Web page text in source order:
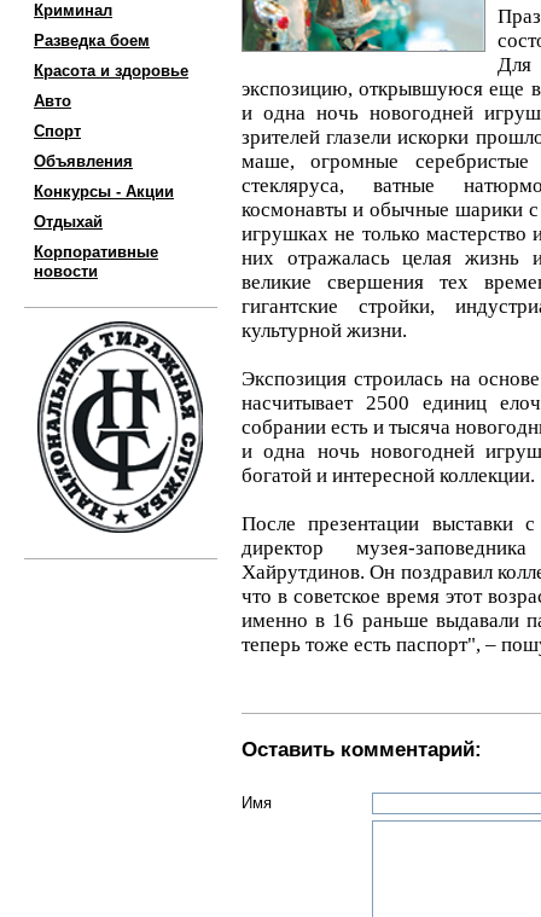
Криминал
Разведка боем
Красота и здоровье
Авто
Спорт
Объявления
Конкурсы - Акции
Отдыхай
Корпоративные
новости
экспозицию, открывшуюся еще
и одна ночь новогодней
зрителей глазели искорки
маше, огромные
стекляруса, ватные
космонавты и обычные шарики
игрушках не только мастерство
них отражалась целая
великие свершения тех
гигантские стройки,
культурной жизни.
Экспозиция строилась на
насчитывает 2500 единиц
собрании есть и тысяча
и одна ночь новогодней
богатой и интересной коллекции.
После презентации выставки
директор музея-
Хайрутдинов. Он поздравил
что в советское время этот
именно в 16 раньше выдавали
теперь тоже есть паспорт", –
Оставить комментарий:
Имя